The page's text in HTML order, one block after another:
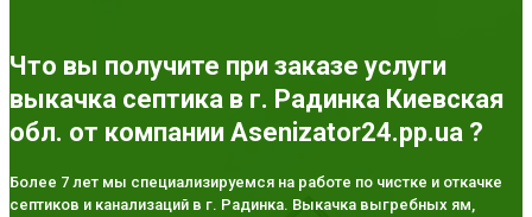
Что вы получите при заказе услуги
выкачка септика в г. Радинка Киевская
обл. от компании Asenizator24.pp.ua ?
Более 7 лет мы специализируемся на работе по чистке и откачке
септиков и канализаций в г. Радинка. Выкачка выгребных ям,